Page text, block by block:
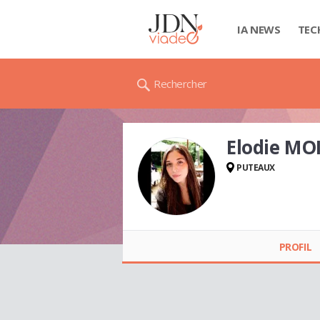
IA NEWS
Rechercher
Elodie
PUTEAUX
PROFIL